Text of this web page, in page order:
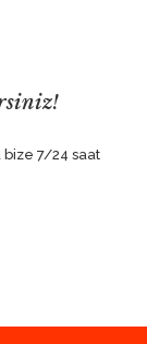
bize 7/24 saat